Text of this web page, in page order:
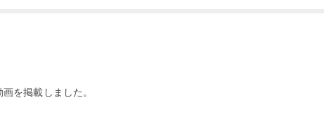
を掲載しました。